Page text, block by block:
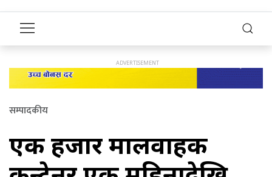
सम्पादकीय
एक हजार मालवाहक